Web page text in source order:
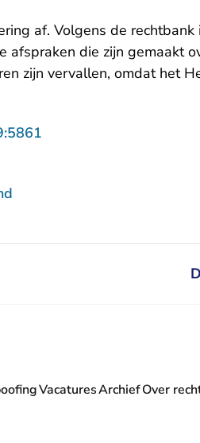
af. Volgens de
afspraken die zijn gemaakt
zijn vervallen, omdat het
- U verlaat Rechtspraak.nl
Vacatures
- U verlaat Rechtspraak.nl
ArchiefOver